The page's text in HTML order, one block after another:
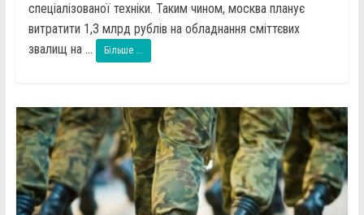
спеціалізованої техніки. Таким чином, москва планує
витратити 1,3 млрд рублів на обладнання сміттєвих
звалищ на ...
Більше ...